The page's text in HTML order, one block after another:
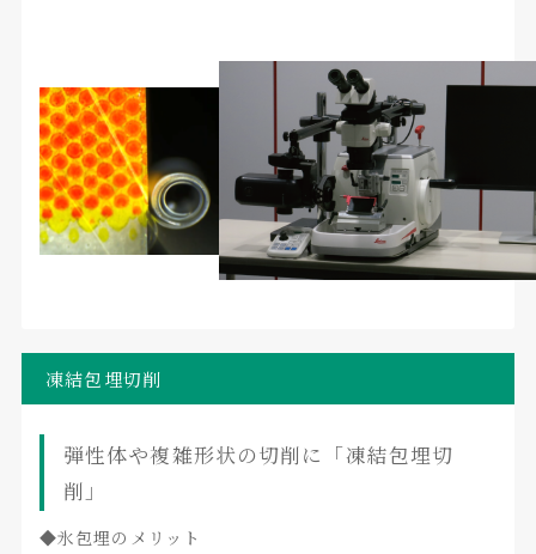
凍結包埋切削
弾性体や複雑形状の切削に「凍結包埋切
削」
◆氷包埋のメリット